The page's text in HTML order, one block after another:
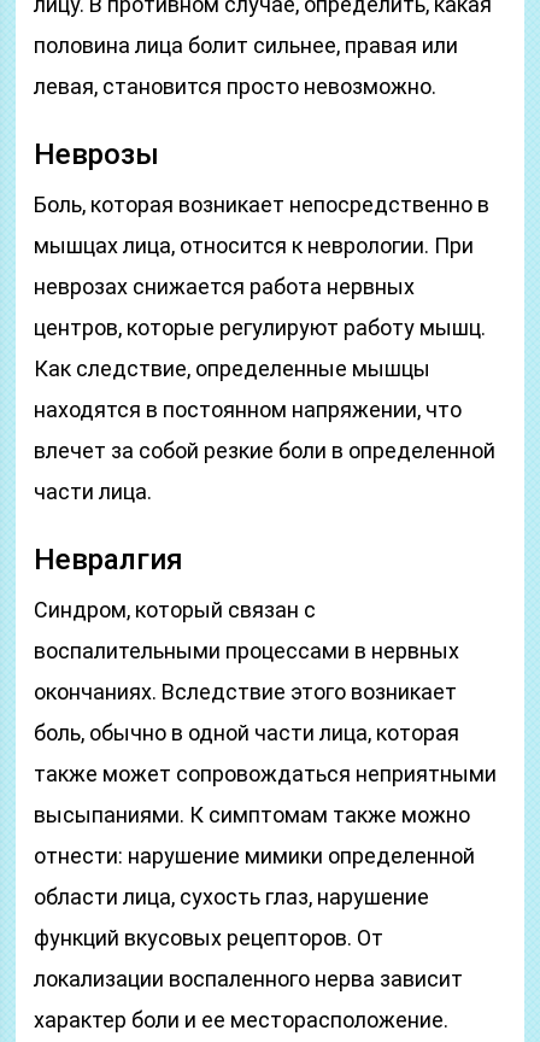
половина лица болит сильнее, правая или
левая, становится просто невозможно.
Неврозы
Боль, которая возникает непосредственно в
мышцах лица, относится к неврологии. При
неврозах снижается работа нервных
центров, которые регулируют работу мышц.
Как следствие, определенные мышцы
находятся в постоянном напряжении, что
влечет за собой резкие боли в определенной
части лица.
Невралгия
Синдром, который связан с
воспалительными процессами в нервных
окончаниях. Вследствие этого возникает
боль, обычно в одной части лица, которая
также может сопровождаться неприятными
высыпаниями. К симптомам также можно
отнести: нарушение мимики определенной
области лица, сухость глаз, нарушение
функций вкусовых рецепторов. От
локализации воспаленного нерва зависит
характер боли и ее месторасположение.